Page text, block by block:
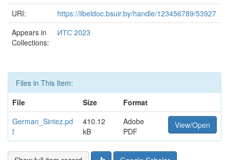
URI:
https://libeldoc.bsuir.by/handle/123456789/53927
Appears in
Collections:
ИТС 2023
Files in This Item:
File
Size
Format
German_Sintez.pd
f
410.12
kB
Adobe
PDF
View/Open